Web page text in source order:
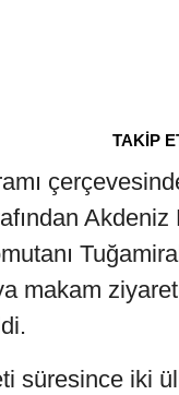
TAKİP
makam
süresince iki